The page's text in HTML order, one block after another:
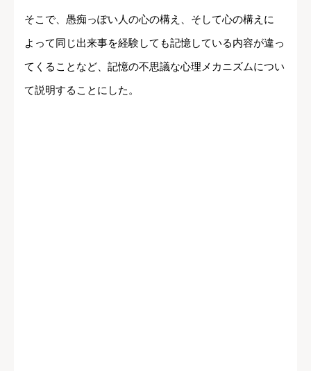
そこで、愚痴っぽい人の心の構え、そして心の構えに
よって同じ出来事を経験しても記憶している内容が違っ
てくることなど、記憶の不思議な心理メカニズムについ
て説明することにした。